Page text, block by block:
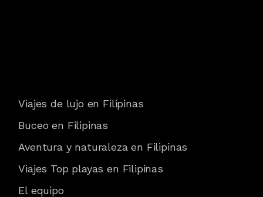
Viajes de lujo en Filipinas
Buceo en Filipinas
Aventura y naturaleza en Filipinas
Viajes Top playas en Filipinas
El equipo